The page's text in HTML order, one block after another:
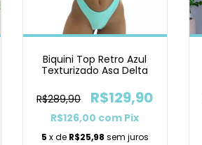
Biquini Top Retro Azul
Texturizado Asa Delta
R$289,90 R$129,90
R$126,00 com Pix
5 x de R$25,98 sem juros